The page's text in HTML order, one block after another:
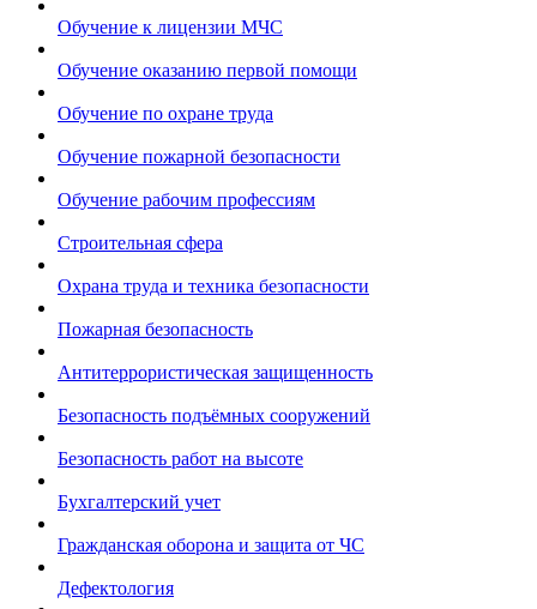
Обучение к лицензии МЧС
Обучение оказанию первой помощи
Обучение по охране труда
Обучение пожарной безопасности
Обучение рабочим профессиям
Строительная сфера
Охрана труда и техника безопасности
Пожарная безопасность
Антитеррористическая защищенность
Безопасность подъёмных сооружений
Безопасность работ на высоте
Бухгалтерский учет
Гражданская оборона и защита от ЧС
Дефектология